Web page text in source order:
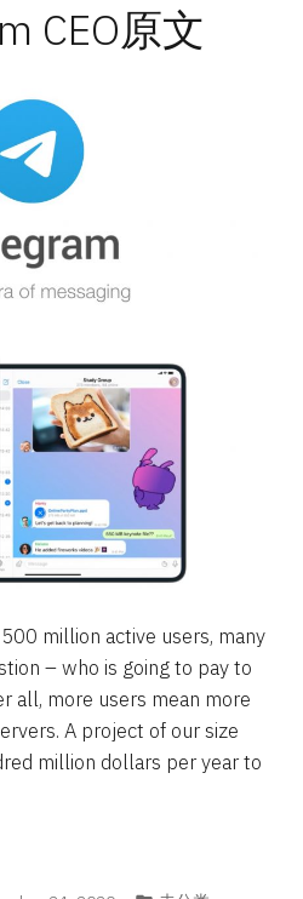
CEO原文
million active users, many
– who is going to pay to
all, more users mean more
A project of our size
million dollars per year to